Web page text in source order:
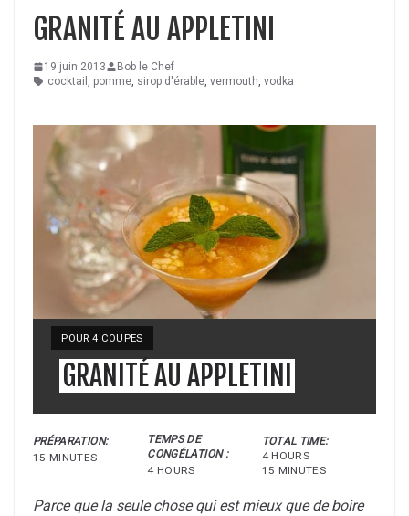
GRANITÉ AU APPLETINI
19 juin 2013
Bob le Chef
cocktail , pomme, sirop d'érable, vermouth, vodka
YIELD:
POUR 4 COUPES
GRANITÉ AU APPLETINI
PRÉPARATION:
15 MINUTES
TEMPS DE
CONGÉLATION :
4 HOURS
TOTAL TIME:
4 HOURS
15 MINUTES
Parce que la seule chose qui est mieux que de boire